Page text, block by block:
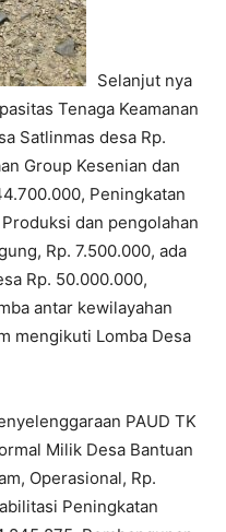
Selanjut nya
Tenaga Keamanan
Satlinmas desa Rp.
Group Kesenian dan
, Peningkatan
dan pengolahan
Rp. 7.500.000, ada
Rp. 50.000.000,
antar kewilayahan
mengikuti Lomba Desa
PAUD TK
Milik Desa Bantuan
Operasional, Rp.
Peningkatan